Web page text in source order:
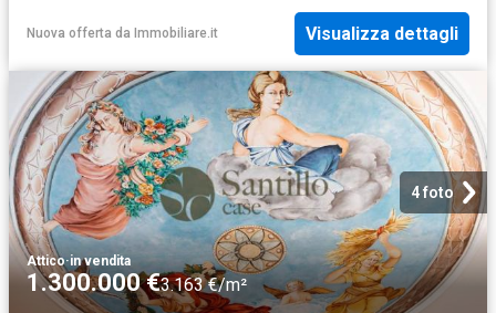
Nuova offerta da Immobiliare.it Visualizza dettagli
4 foto
Attico·in vendita
1.300.000 €3.163 €/m²